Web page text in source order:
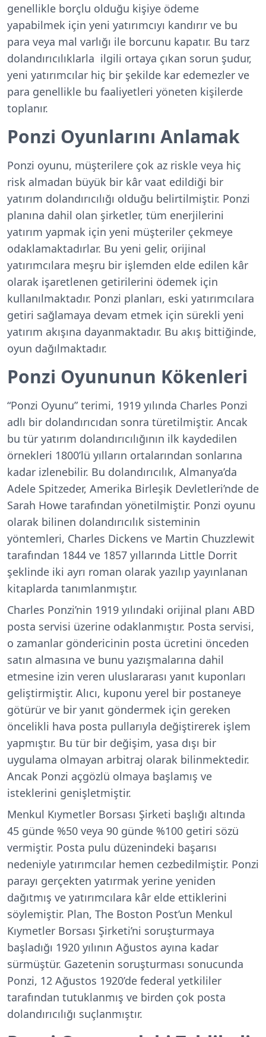
genellikle borçlu olduğu kişiye ödeme
yapabilmek için yeni yatırımcıyı kandırır ve bu
para veya mal varlığı ile borcunu kapatır. Bu tarz
dolandırıcılıklarla ilgili ortaya çıkan sorun şudur,
yeni yatırımcılar hiç bir şekilde kar edemezler ve
para genellikle bu faaliyetleri yöneten kişilerde
toplanır.
Ponzi Oyunlarını Anlamak
Ponzi oyunu, müşterilere çok az riskle veya hiç
risk almadan büyük bir kâr vaat edildiği bir
yatırım dolandırıcılığı olduğu belirtilmiştir. Ponzi
planına dahil olan şirketler, tüm enerjilerini
yatırım yapmak için yeni müşteriler çekmeye
odaklamaktadırlar. Bu yeni gelir, orijinal
yatırımcılara meşru bir işlemden elde edilen kâr
olarak işaretlenen getirilerini ödemek için
kullanılmaktadır. Ponzi planları, eski yatırımcılara
getiri sağlamaya devam etmek için sürekli yeni
yatırım akışına dayanmaktadır. Bu akış bittiğinde,
oyun dağılmaktadır.
Ponzi Oyununun Kökenleri
“Ponzi Oyunu” terimi, 1919 yılında Charles Ponzi
adlı bir dolandırıcıdan sonra türetilmiştir. Ancak
bu tür yatırım dolandırıcılığının ilk kaydedilen
örnekleri 1800’lü yılların ortalarından sonlarına
kadar izlenebilir. Bu dolandırıcılık, Almanya’da
Adele Spitzeder, Amerika Birleşik Devletleri’nde de
Sarah Howe tarafından yönetilmiştir. Ponzi oyunu
olarak bilinen dolandırıcılık sisteminin
yöntemleri, Charles Dickens ve Martin Chuzzlewit
tarafından 1844 ve 1857 yıllarında Little Dorrit
şeklinde iki ayrı roman olarak yazılıp yayınlanan
kitaplarda tanımlanmıştır.
Charles Ponzi’nin 1919 yılındaki orijinal planı ABD
posta servisi üzerine odaklanmıştır. Posta servisi,
o zamanlar göndericinin posta ücretini önceden
satın almasına ve bunu yazışmalarına dahil
etmesine izin veren uluslararası yanıt kuponları
geliştirmiştir. Alıcı, kuponu yerel bir postaneye
götürür ve bir yanıt göndermek için gereken
öncelikli hava posta pullarıyla değiştirerek işlem
yapmıştır. Bu tür bir değişim, yasa dışı bir
uygulama olmayan arbitraj olarak bilinmektedir.
Ancak Ponzi açgözlü olmaya başlamış ve
isteklerini genişletmiştir.
Menkul Kıymetler Borsası Şirketi başlığı altında
45 günde %50 veya 90 günde %100 getiri sözü
vermiştir. Posta pulu düzenindeki başarısı
nedeniyle yatırımcılar hemen cezbedilmiştir. Ponzi
parayı gerçekten yatırmak yerine yeniden
dağıtmış ve yatırımcılara kâr elde ettiklerini
söylemiştir. Plan, The Boston Post’un Menkul
Kıymetler Borsası Şirketi’ni soruşturmaya
başladığı 1920 yılının Ağustos ayına kadar
sürmüştür. Gazetenin soruşturması sonucunda
Ponzi, 12 Ağustos 1920’de federal yetkililer
tarafından tutuklanmış ve birden çok posta
dolandırıcılığı suçlanmıştır.